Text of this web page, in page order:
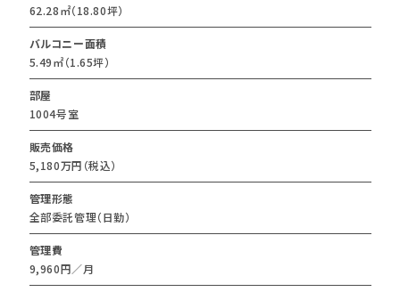
62.28㎡（18.80坪）
バルコニー面積
5.49㎡（1.65坪）
部屋
1004号室
販売価格
5,180万円（税込）
管理形態
全部委託管理（日勤）
管理費
9,960円／月